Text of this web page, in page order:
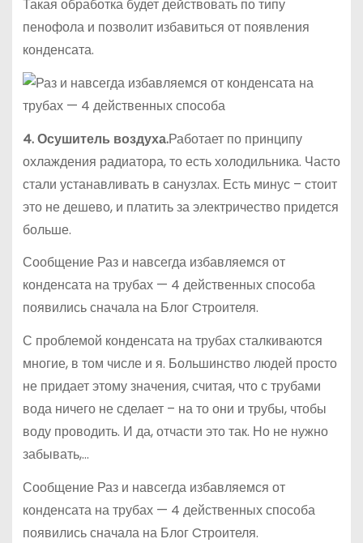
Такая обработка будет действовать по типу
пенофола и позволит избавиться от появления
конденсата.
4. Осушитель воздуха.Работает по принципу
охлаждения радиатора, то есть холодильника. Часто
стали устанавливать в санузлах. Есть минус – стоит
это не дешево, и платить за электричество придется
больше.
Сообщение Раз и навсегда избавляемся от
конденсата на трубах — 4 действенных способа
появились сначала на Блог Cтроителя.
С проблемой конденсата на трубах сталкиваются
многие, в том числе и я. Большинство людей просто
не придает этому значения, считая, что с трубами
вода ничего не сделает – на то они и трубы, чтобы
воду проводить. И да, отчасти это так. Но не нужно
забывать,…
Сообщение Раз и навсегда избавляемся от
конденсата на трубах — 4 действенных способа
появились сначала на Блог Cтроителя.